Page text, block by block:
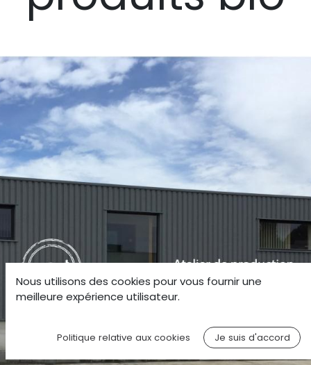
Nous utilisons des cookies pour vous fournir une
meilleure expérience utilisateur.
Politique relative aux cookies Je suis d'accord